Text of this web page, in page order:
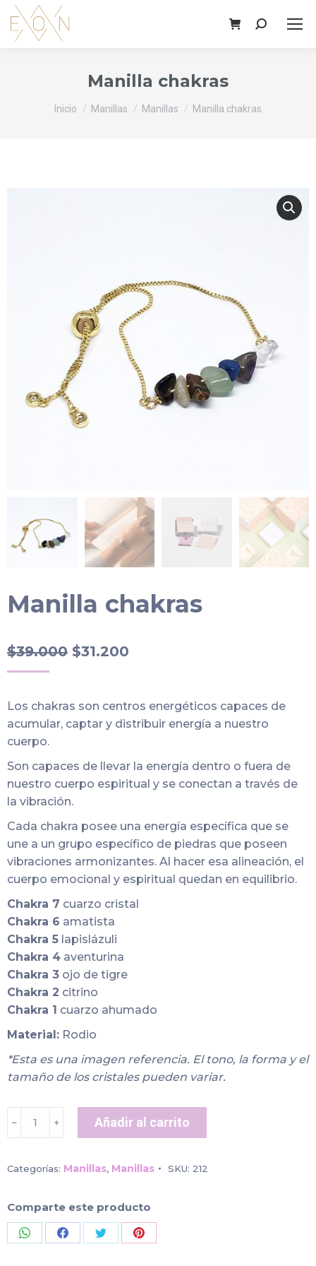
Buscar:
Manilla chakras
Estás aquí:
Inicio Manillas Manillas Manilla chakras
Manilla chakras
$39.000 El
era:
$39.000.
$31.200
es:
Los chakras son centros energéticos capaces de
acumular, captar y distribuir energía a nuestro
cuerpo.
Son capaces de llevar la energía dentro o fuera de
nuestro cuerpo espiritual y se conectan a través de
la vibración.
Cada chakra posee una energía específica que se
une a un grupo específico de piedras que poseen
vibraciones armonizantes. Al hacer esa alineación, el
cuerpo emocional y espiritual quedan en equilibrio.
Chakra 7 cuarzo cristal
Chakra 6 amatista
Chakra 5 lapislázuli
Chakra 4 aventurina
Chakra 3 ojo de tigre
Chakra 2 citrino
Chakra 1 cuarzo ahumado
Material: Rodio
*Esta es una imagen referencia. El tono, la forma y el
tamaño de los cristales pueden variar.
﹣ ﹢ Añadir al carrito
Categorías: Manillas, Manillas SKU: 212
Comparte este producto
Share Share Share Share